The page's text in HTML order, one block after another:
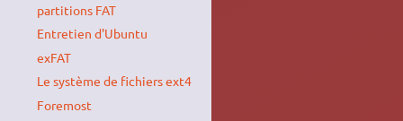
partitions FAT
Entretien d'Ubuntu
exFAT
Le système de fichiers ext4
Foremost